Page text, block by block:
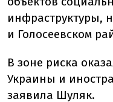
инфраструктуры,
и Голосеевском
В зоне риска
Украины и
заявила Шуляк.